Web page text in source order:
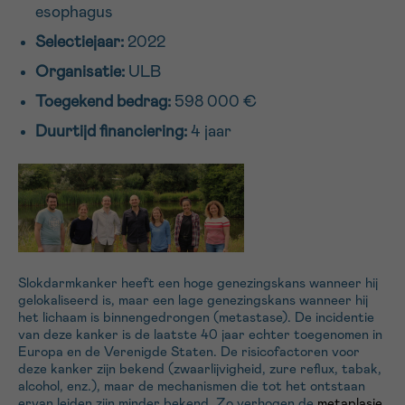
esophagus
Selectiejaar: 2022
Organisatie: ULB
Toegekend bedrag: 598 000 €
Duurtijd financiering: 4 jaar
Slokdarmkanker heeft een hoge genezingskans wanneer hij
gelokaliseerd is, maar een lage genezingskans wanneer hij
het lichaam is binnengedrongen (metastase). De incidentie
van deze kanker is de laatste 40 jaar echter toegenomen in
Europa en de Verenigde Staten. De risicofactoren voor
deze kanker zijn bekend (zwaarlijvigheid, zure reflux, tabak,
alcohol, enz.), maar de mechanismen die tot het ontstaan
VOORNAAM
EMAIL
MIJN VRAAG
Ja, stuur mij de nieuwsbrief
Ik aanvaard degebruiksvoorwaarden
*VERPLICHT VELD
16h-18h
Verder